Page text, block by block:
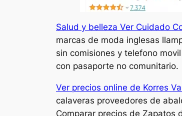
Salud y belleza Ver Cuidado
marcas de moda inglesas
sin comisiones y telefono
con pasaporte no comunitario.
Ver precios online de Korres
calaveras proveedores de
Comparar precios de Zapatos